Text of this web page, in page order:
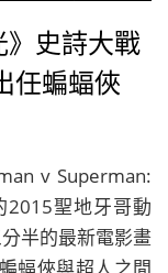
》史詩大戰
任蝙蝠俠
v Superman:
2015聖地牙哥動
半的最新電影畫